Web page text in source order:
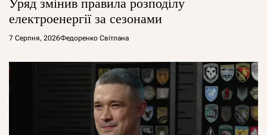
Уряд змінив правила розподілу
електроенергії за сезонами
7 Серпня, 2026Федоренко Світлана